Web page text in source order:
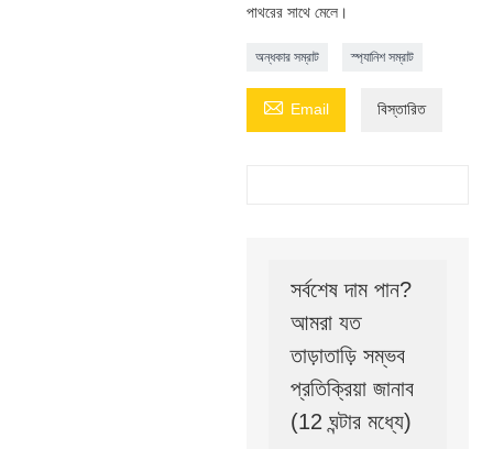
পাথরের সাথে মেলে।
অন্ধকার সম্রাট স্প্যানিশ সম্রাট
 Email বিস্তারিত
সর্বশেষ দাম পান?
আমরা যত
তাড়াতাড়ি সম্ভব
প্রতিক্রিয়া জানাব
(12 ঘন্টার মধ্যে)